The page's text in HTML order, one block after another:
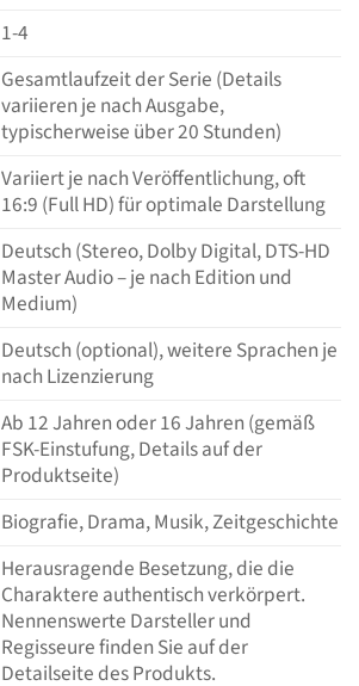
1-4
Gesamtlaufzeit der Serie (Details
variieren je nach Ausgabe,
typischerweise über 20 Stunden)
Variiert je nach Veröffentlichung, oft
16:9 (Full HD) für optimale Darstellung
Deutsch (Stereo, Dolby Digital, DTS-HD
Master Audio – je nach Edition und
Medium)
Deutsch (optional), weitere Sprachen je
nach Lizenzierung
Ab 12 Jahren oder 16 Jahren (gemäß
FSK-Einstufung, Details auf der
Produktseite)
Biografie, Drama, Musik, Zeitgeschichte
Herausragende Besetzung, die die
Charaktere authentisch verkörpert.
Nennenswerte Darsteller und
Regisseure finden Sie auf der
Detailseite des Produkts.